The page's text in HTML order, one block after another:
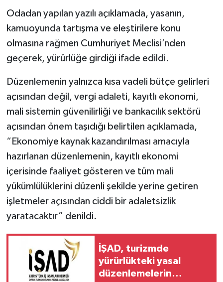
Odadan yapılan yazılı açıklamada, yasanın,
kamuoyunda tartışma ve eleştirilere konu
olmasına rağmen Cumhuriyet Meclisi’nden
geçerek, yürürlüğe girdiği ifade edildi.
Düzenlemenin yalnızca kısa vadeli bütçe gelirleri
açısından değil, vergi adaleti, kayıtlı ekonomi,
mali sistemin güvenilirliği ve bankacılık sektörü
açısından önem taşıdığı belirtilen açıklamada,
“Ekonomiye kaynak kazandırılması amacıyla
hazırlanan düzenlemenin, kayıtlı ekonomi
içerisinde faaliyet gösteren ve tüm mali
yükümlülüklerini düzenli şekilde yerine getiren
işletmeler açısından ciddi bir adaletsizlik
yaratacaktır” denildi.
İŞAD, turizmde
yürürlükteki yasal
düzenlemelerin